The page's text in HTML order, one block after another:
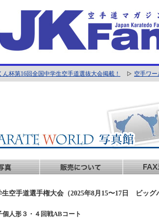
杯第16回全国中学生空手道選抜大会掲載！ 空手ワー
空手道選手権大会（2025年8月15〜17日 ビッグ
個人形３・４回戦ABコート